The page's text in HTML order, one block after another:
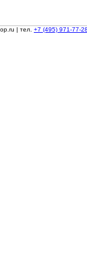
| тел. +7 (495) 971-77-28